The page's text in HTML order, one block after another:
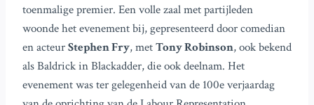
toenmalige premier. Een volle zaal met partijleden
woonde het evenement bij, gepresenteerd door comedian
en acteurStephen Fry, metTony Robinson, ook bekend
als Baldrick in Blackadder, die ook deelnam. Het
evenement was ter gelegenheid van de 100e verjaardag